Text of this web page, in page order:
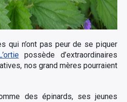
qui n’ont pas peur de se piquer
possède d’extraordinaires
nos grand mères pourraient
des épinards, ses jeunes